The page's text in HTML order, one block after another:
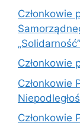
Członkowie
„Solidarność”
Członkowie
Członkowie
Członkowie